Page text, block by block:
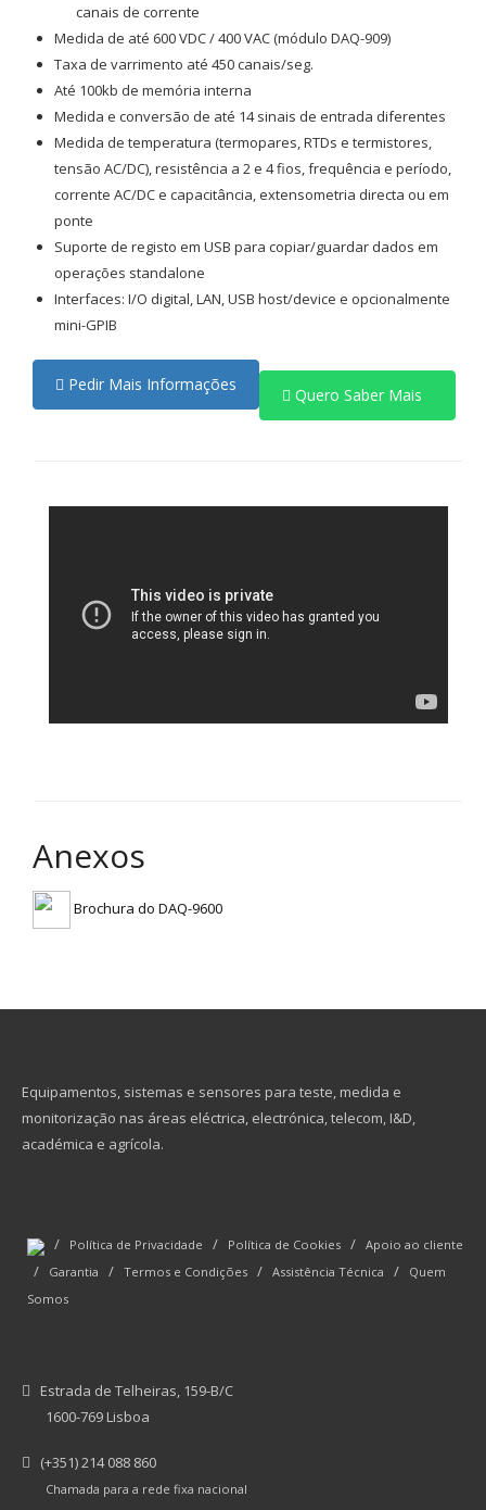
canais de corrente
Medida de até 600 VDC / 400 VAC (módulo DAQ-909)
Taxa de varrimento até 450 canais/seg.
Até 100kb de memória interna
Medida e conversão de até 14 sinais de entrada diferentes
Medida de temperatura (termopares, RTDs e termistores,
tensão AC/DC), resistência a 2 e 4 fios, frequência e período,
corrente AC/DC e capacitância, extensometria directa ou em
ponte
Suporte de registo em USB para copiar/guardar dados em
operações standalone
Interfaces: I/O digital, LAN, USB host/device e opcionalmente
mini-GPIB
Pedir Mais Informações
Quero Saber Mais
Anexos
Brochura do DAQ-9600
Equipamentos, sistemas e sensores para teste, medida e
monitorização nas áreas eléctrica, electrónica, telecom, I&D,
académica e agrícola.
/ Política de Privacidade / Política de Cookies / Apoio ao cliente
/ Garantia / Termos e Condições / Assistência Técnica /
Quem
Somos
Estrada de Telheiras, 159-B/C
1600-769 Lisboa
(+351) 214 088 860
Chamada para a rede fixa nacional